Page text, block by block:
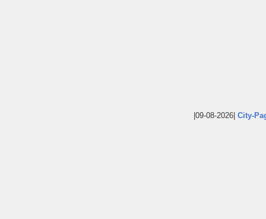
|09-08-2026| City-